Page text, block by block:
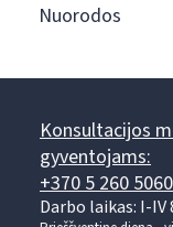
Nuorodos
Konsultacijos
gyventojams:
+370 5 260 5060
Darbo laikas: I-IV